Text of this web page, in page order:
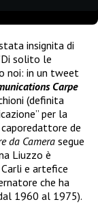
insignita di
solito le
noi: in un tweet
Carpe
(definita
per la
de
da Camerasegue
Liuzzo è
e artefice
che ha
1960 al 1975).